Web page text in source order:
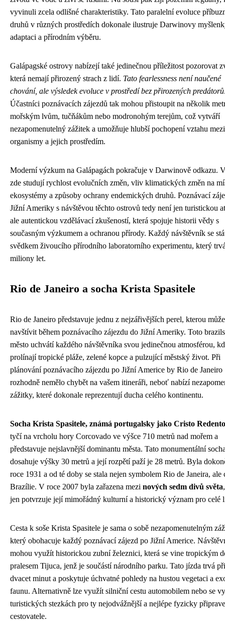
vyvinuli zcela odlišné charakteristiky. Tato paralelní evoluce
druhů v různých prostředích dokonale ilustruje Darwinovy
adaptaci a přírodním výběru.
Galápagské ostrovy nabízejí také jedinečnou příležitost pozorovat
která nemají přirozený strach z lidí. Tato fearlessness není naučené
chování, ale výsledek evoluce v prostředí bez přirozených predátorů
Účastníci poznávacích zájezdů tak mohou přistoupit na několik
mořským lvům, tučňákům nebo modronohým terejům, což vytváří
nezapomenutelný zážitek a umožňuje hlubší pochopení vztahu mezi
organismy a jejich prostředím.
Moderní výzkum na Galápagách pokračuje v Darwinově odkazu.
zde studují rychlost evolučních změn, vliv klimatických změn na
ekosystémy a způsoby ochrany endemických druhů. Poznávací
Jižní Ameriky s návštěvou těchto ostrovů tedy není jen turistickou
ale autentickou vzdělávací zkušeností, která spojuje historii vědy s
současným výzkumem a ochranou přírody. Každý návštěvník se
svědkem živoucího přírodního laboratorního experimentu, který
miliony let.
Rio de Janeiro a socha Krista Spasitele
Rio de Janeiro představuje jednu z nejzářivějších perel, kterou
navštívit během poznávacího zájezdu do Jižní Ameriky. Toto
město uchvátí každého návštěvníka svou jedinečnou atmosférou,
prolínají tropické pláže, zelené kopce a pulzující městský život. Při
plánování poznávacího zájezdu po Jižní Americe by Rio de Janeiro
rozhodně nemělo chybět na vašem itineráři, neboť nabízí
zážitky, které dokonale reprezentují ducha celého kontinentu.
Socha Krista Spasitele, známá portugalsky jako Cristo
tyčí na vrcholu hory Corcovado ve výšce 710 metrů nad mořem a
představuje nejslavnější dominantu města. Tato monumentální
dosahuje výšky 30 metrů a její rozpětí paží je 28 metrů. Byla
roce 1931 a od té doby se stala nejen symbolem Rio de Janeira, ale
Brazílie. V roce 2007 byla zařazena mezi nových sedm divů světa
jen potvrzuje její mimořádný kulturní a historický význam pro celé
Cesta k soše Krista Spasitele je sama o sobě nezapomenutelným
který obohacuje každý poznávací zájezd po Jižní Americe.
mohou využít historickou zubní železnici, která se vine tropickým
pralesem Tijuca, jenž je součástí národního parku. Tato jízda trvá
dvacet minut a poskytuje úchvatné pohledy na hustou vegetaci a
faunu. Alternativně lze využít silniční cestu automobilem nebo se
turistických stezkách pro ty nejodvážnější a nejlépe fyzicky
cestovatele.